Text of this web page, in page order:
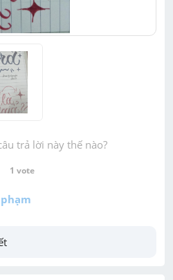
trả lời này thế nào?
1 vote